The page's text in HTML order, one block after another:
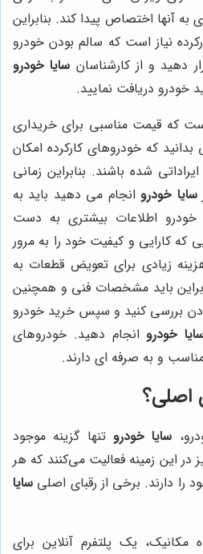
به آنها اختصاص پیدا کند. بنابراین
نیاز است که سالم بودن خودرو
دهید و از کارشناسان سایا خودرو
خودرو دریافت نمایید.
که قیمت مناسبی برای خریداری
که خودروهای کارکرده امکان
شده باشند. بنابراین زمانی
سایا خودروانجام می دهید باید به
اطلاعات بیشتری به دست
که کارایی و کیفیت خود را به مرور
زیادی برای تعویض قطعات به
باید مشخصات فنی و همچنین
بررسی کنید و سپس خرید خودرو
خودروانجام دهید. خودروهای
و به صرفه ای دارند.
اصلی؟
سایا خودرو تنها گزینه موجود
این زمینه فعالیت می‌کنند که هر
را دارند. برخی از رقبای اصلی سایا
مکانیک، یک پلتفرم آنلاین برای